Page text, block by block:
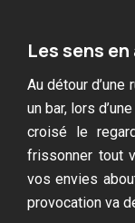
Les sens
Au détour d’une
un bar, lors
croisé le
frissonner tout
vos envies
provocation va